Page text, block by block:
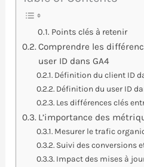
Points clés à retenir
Comprendre les
user ID dans GA4
Définition du client ID
Définition du user ID
Les différences clés
L’importance des
Mesurer le trafic
Suivi des conversions
Impact des mises à